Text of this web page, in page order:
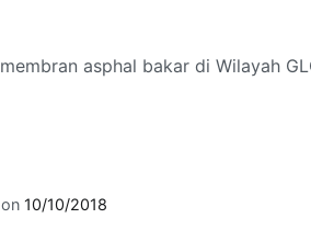
asphal bakar di Wilayah
10/10/2018